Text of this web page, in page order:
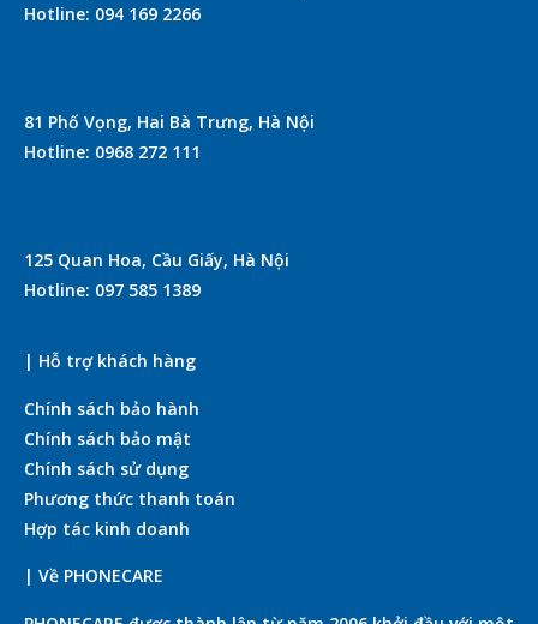
Hotline: 094 169 2266
81 Phố Vọng, Hai Bà Trưng, Hà Nội
Hotline: 0968 272 111
125 Quan Hoa, Cầu Giấy, Hà Nội
Hotline: 097 585 1389
| Hỗ trợ khách hàng
Chính sách bảo hành
Chính sách bảo mật
Chính sách sử dụng
Phương thức thanh toán
Hợp tác kinh doanh
| Về PHONECARE